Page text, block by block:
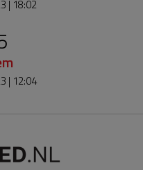
| 18:02
| 12:04